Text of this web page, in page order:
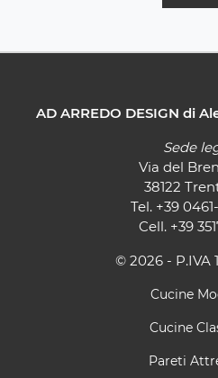
AD ARREDO DESIGN di
Sede
Via del
38122
Tel. +39
Cell. +39
© 2026 - P.IVA
Cucine
Cucine
Pareti